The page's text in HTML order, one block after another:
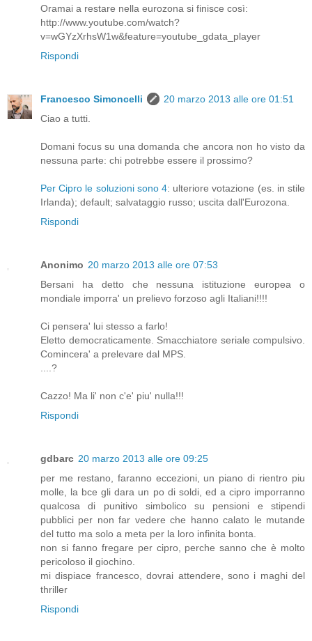
Oramai a restare nella eurozona si finisce così:
http://www.youtube.com/watch?
v=wGYzXrhsW1w&feature=youtube_gdata_player
Rispondi
Francesco Simoncelli
20 marzo 2013 alle ore 01:51
Ciao a tutti.
Domani focus su una domanda che ancora non ho visto da
nessuna parte: chi potrebbe essere il prossimo?
Per Cipro le soluzioni sono 4: ulteriore votazione (es. in stile
Irlanda); default; salvataggio russo; uscita dall'Eurozona.
Rispondi
Anonimo 20 marzo 2013 alle ore 07:53
Bersani ha detto che nessuna istituzione europea o
mondiale imporra' un prelievo forzoso agli Italiani!!!!
Ci pensera' lui stesso a farlo!
Eletto democraticamente. Smacchiatore seriale compulsivo.
Comincera' a prelevare dal MPS.
....?
Cazzo! Ma li' non c'e' piu' nulla!!!
Rispondi
gdbarc 20 marzo 2013 alle ore 09:25
per me restano, faranno eccezioni, un piano di rientro piu
molle, la bce gli dara un po di soldi, ed a cipro imporranno
qualcosa di punitivo simbolico su pensioni e stipendi
pubblici per non far vedere che hanno calato le mutande
del tutto ma solo a meta per la loro infinita bonta.
non si fanno fregare per cipro, perche sanno che è molto
pericoloso il giochino.
mi dispiace francesco, dovrai attendere, sono i maghi del
thriller
Rispondi